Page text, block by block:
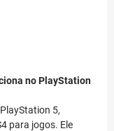
no PlayStation
5,
para jogos. Ele